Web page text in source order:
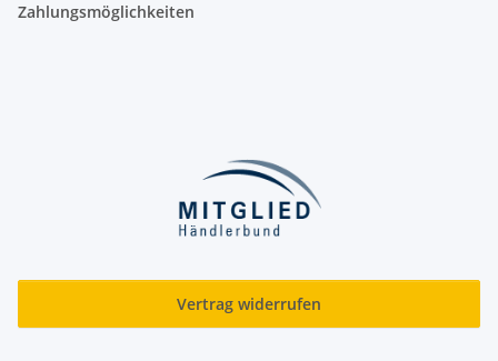
Zahlungsmöglichkeiten
Vertrag widerrufen